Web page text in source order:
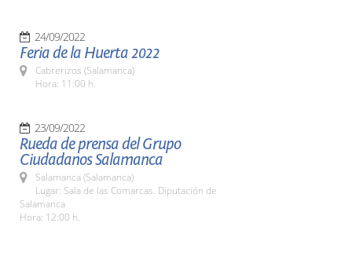
24/09/2022
Feria de la Huerta 2022
Cabrerizos (Salamanca)
Hora: 11:00 h.
23/09/2022
Rueda de prensa del Grupo
Ciudadanos Salamanca
Salamanca (Salamanca)
Lugar: Sala de las Comarcas. Diputación de
Salamanca
Hora: 12:00 h.